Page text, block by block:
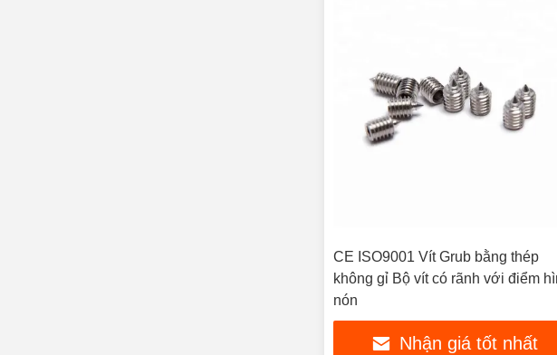
CE ISO9001 Vít Grub bằng thép
không gỉ Bộ vít có rãnh với điểm
nón
Nhận giá tốt nhất